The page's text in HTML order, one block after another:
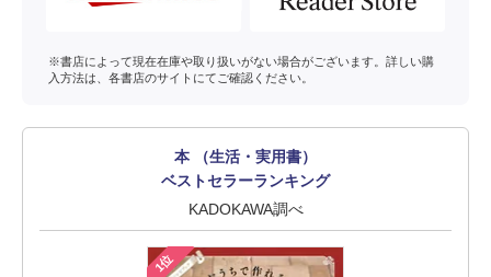
※書店によって現在在庫や取り扱いがない場合がございます。詳しい購
入方法は、各書店のサイトにてご確認ください。
本 （生活・実用書）
ベストセラーランキング
KADOKAWA調べ
1位